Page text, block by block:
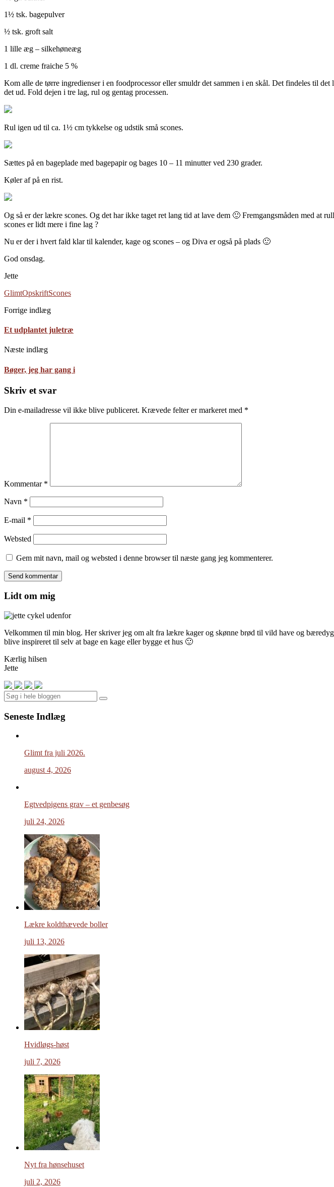
1½ tsk. bagepulver
½ tsk. groft salt
1 lille æg – silkehøneæg
1 dl. creme fraiche 5 %
Kom alle de tørre ingredienser i en foodprocessor eller smuldr det sammen i en skål. Det findeles til
det ud. Fold dejen i tre lag, rul og gentag processen.
Rul igen ud til ca. 1½ cm tykkelse og udstik små scones.
Sættes på en bageplade med bagepapir og bages 10 – 11 minutter ved 230 grader.
Køler af på en rist.
Og så er der lækre scones. Og det har ikke taget ret lang tid at lave dem 🙂 Fremgangsmåden med at
scones er lidt mere i fine lag ?
Nu er der i hvert fald klar til kalender, kage og scones – og Diva er også på plads 🙂
God onsdag.
Jette
GlimtOpskriftScones
Forrige indlæg
Et udplantet juletræ
Næste indlæg
Bøger, jeg har gang i
Skriv et svar
Din e-mailadresse vil ikke blive publiceret. Krævede felter er markeret med *
Kommentar *
Navn *
E-mail *
Websted
Gem mit navn, mail og websted i denne browser til næste gang jeg kommenterer.
Lidt om mig
Velkommen til min blog. Her skriver jeg om alt fra lækre kager og skønne brød til vild have og
blive inspireret til selv at bage en kage eller bygge et hus 🙂
Kærlig hilsen
Jette
Search
Seneste Indlæg
Glimt fra juli 2026.
august 4, 2026
Egtvedpigens grav – et genbesøg
juli 24, 2026
Lækre koldthævede boller
juli 13, 2026
Hvidløgs-høst
juli 7, 2026
Nyt fra hønsehuset
juli 2, 2026